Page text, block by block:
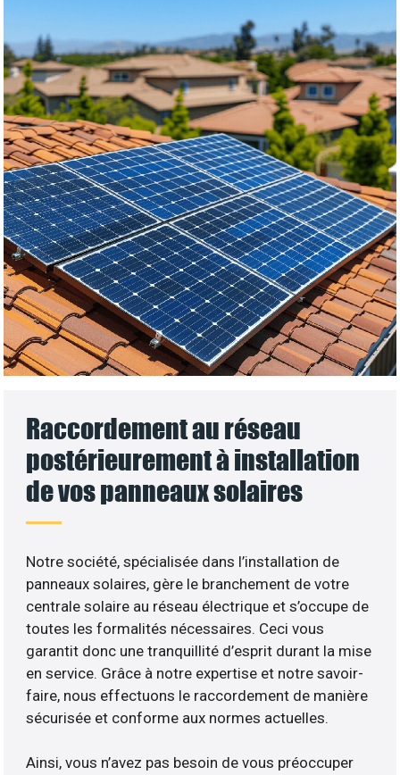
Raccordement au réseau
postérieurement à installation
de vos panneaux solaires
Notre société, spécialisée dans l’installation de
panneaux solaires, gère le branchement de votre
centrale solaire au réseau électrique et s’occupe de
toutes les formalités nécessaires. Ceci vous
garantit donc une tranquillité d’esprit durant la mise
en service. Grâce à notre expertise et notre savoir-
faire, nous effectuons le raccordement de manière
sécurisée et conforme aux normes actuelles.
Ainsi, vous n’avez pas besoin de vous préoccuper